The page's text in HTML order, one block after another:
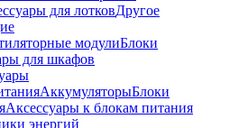
для лотковДругое
модулиБлоки
для шкафов
АккумуляторыБлоки
Аксессуары к блокам питания
энергий